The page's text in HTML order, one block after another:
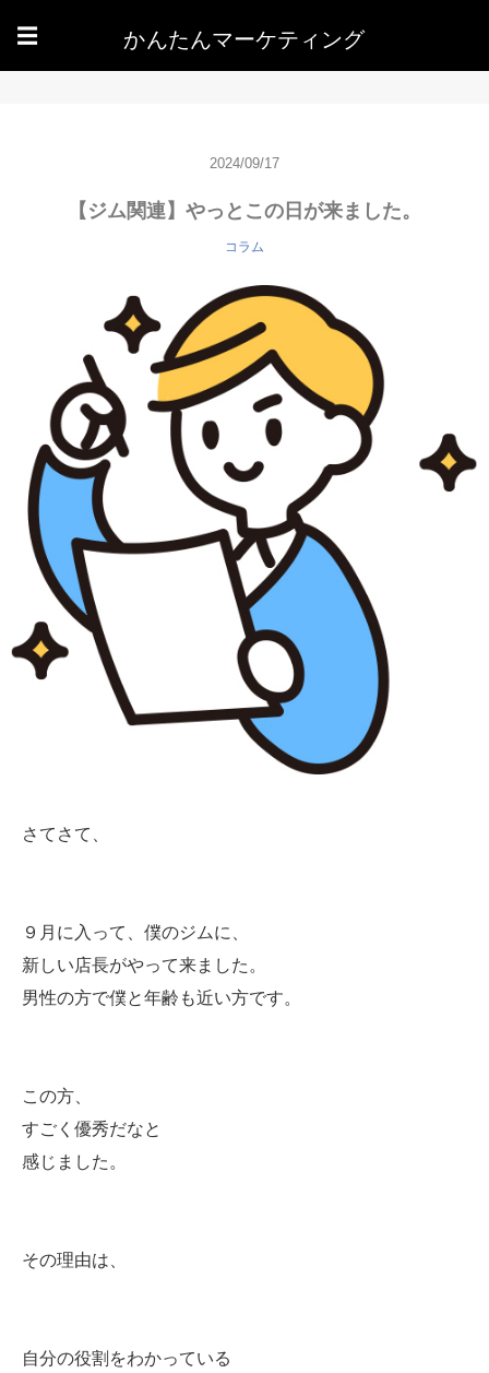
☰ かんたんマーケティング
2024/09/17
【ジム関連】やっとこの日が来ました。
コラム
さてさて、
９月に入って、僕のジムに、
新しい店長がやって来ました。
男性の方で僕と年齢も近い方です。
この方、
すごく優秀だなと
感じました。
その理由は、
自分の役割をわかっている